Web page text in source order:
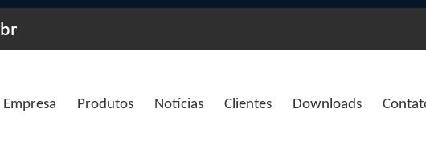
Empresa Produtos Notícias Clientes Downloads